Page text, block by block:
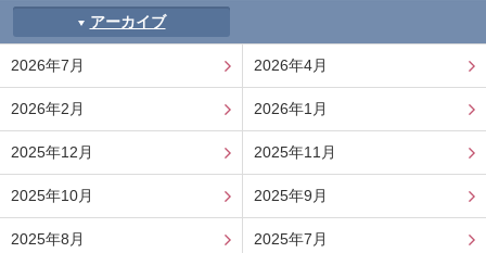
アーカイブ
2026年7月 2026年4月
2026年2月 2026年1月
2025年12月 2025年11月
2025年10月 2025年9月
2025年8月 2025年7月